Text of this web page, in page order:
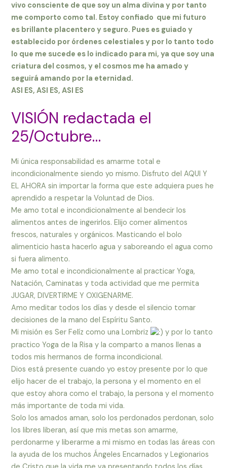
vivo consciente de que soy un alma divina y por tanto
me comporto como tal. Estoy confiado que mi futuro
es brillante placentero y seguro. Pues es guiado y
establecido por órdenes celestiales y por lo tanto todo
lo que me sucede es lo indicado para mi, ya que soy una
criatura del cosmos, y el cosmos me ha amado y
seguirá amando por la eternidad.
ASI ES, ASI ES, ASI ES
VISIÓN redactada el
25/Octubre…
Mi única responsabilidad es amarme total e
incondicionalmente siendo yo mismo. Disfruto del AQUI Y
EL AHORA sin importar la forma que este adquiera pues he
aprendido a respetar la Voluntad de Dios.
Me amo total e incondicionalmente al bendecir los
alimentos antes de ingerirlos. Elijo comer alimentos
frescos, naturales y orgánicos. Masticando el bolo
alimenticio hasta hacerlo agua y saboreando el agua como
si fuera alimento.
Me amo total e incondicionalmente al practicar Yoga,
Natación, Caminatas y toda actividad que me permita
JUGAR, DIVERTIRME Y OXIGENARME.
Amo meditar todos los días y desde el silencio tomar
decisiones de la mano del Espíritu Santo.
Mi misión es Ser Felíz como una Lombriz
y por lo tanto
practico Yoga de la Risa y la comparto a manos llenas a
todos mis hermanos de forma incondicional.
Dios está presente cuando yo estoy presente por lo que
elijo hacer de el trabajo, la persona y el momento en el
que estoy ahora como el trabajo, la persona y el momento
más importante de toda mi vida.
Solo los amados aman, solo los perdonados perdonan, solo
los libres liberan, así que mis metas son amarme,
perdonarme y liberarme a mi mismo en todas las áreas con
la ayuda de los muchos Ángeles Encarnados y Legionarios